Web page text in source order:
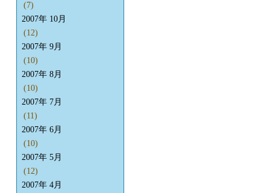
(7)
2007年 10月
(12)
2007年 9月
(10)
2007年 8月
(10)
2007年 7月
(11)
2007年 6月
(10)
2007年 5月
(12)
2007年 4月